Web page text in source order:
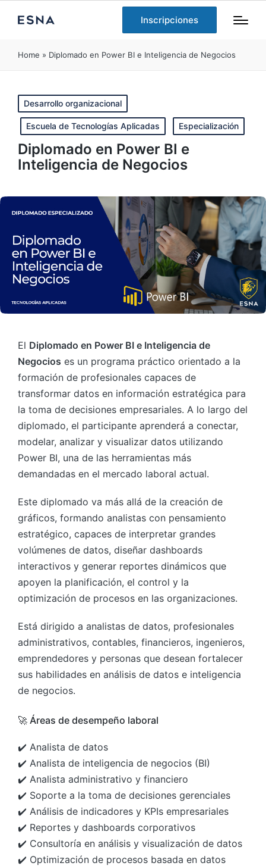
Inscripciones
Home » Diplomado en Power BI e Inteligencia de Negocios
Publicado
en
Desarrollo organizacional
Escuela de Tecnologías Aplicadas Especialización
Diplomado en Power BI e
Inteligencia de Negocios
El Diplomado en Power BI e Inteligencia de
Negocios es un programa práctico orientado a la
formación de profesionales capaces de
transformar datos en información estratégica para
la toma de decisiones empresariales. A lo largo del
diplomado, el participante aprenderá a conectar,
modelar, analizar y visualizar datos utilizando
Power BI, una de las herramientas más
demandadas en el mercado laboral actual.
Este diplomado va más allá de la creación de
gráficos, formando analistas con pensamiento
estratégico, capaces de interpretar grandes
volúmenes de datos, diseñar dashboards
interactivos y generar reportes dinámicos que
apoyen la planificación, el control y la
optimización de procesos en las organizaciones.
Está dirigido a analistas de datos, profesionales
administrativos, contables, financieros, ingenieros,
emprendedores y personas que desean fortalecer
sus habilidades en análisis de datos e inteligencia
de negocios.
🚀 Áreas de desempeño laboral
✔️ Analista de datos
✔️ Analista de inteligencia de negocios (BI)
✔️ Analista administrativo y financiero
✔️ Soporte a la toma de decisiones gerenciales
✔️ Análisis de indicadores y KPIs empresariales
✔️ Reportes y dashboards corporativos
✔️ Consultoría en análisis y visualización de datos
✔️ Optimización de procesos basada en datos